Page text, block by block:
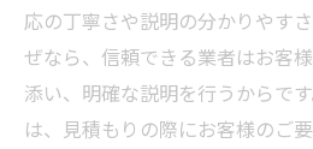
応の丁寧さや説明の分かりやす
ぜなら、信頼できる業者はお客
添い、明確な説明を行うからで
は、見積もりの際にお客様のご